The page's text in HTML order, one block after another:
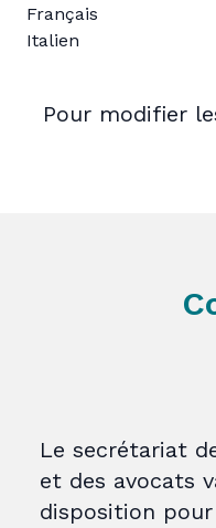
Français
Italien
Pour modifier
Le secrétariat
et des avocats
disposition